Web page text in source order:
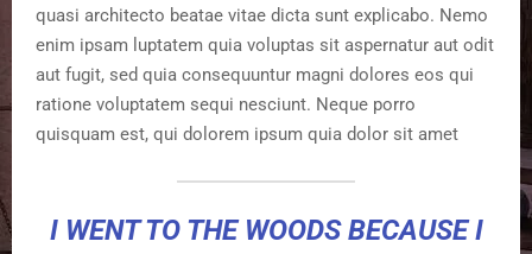
quasi architecto beatae vitae dicta sunt explicabo. Nemo
enim ipsam luptatem quia voluptas sit aspernatur aut odit
aut fugit, sed quia consequuntur magni dolores eos qui
ratione voluptatem sequi nesciunt. Neque porro
quisquam est, qui dolorem ipsum quia dolor sit amet
I WENT TO THE WOODS BECAUSE I